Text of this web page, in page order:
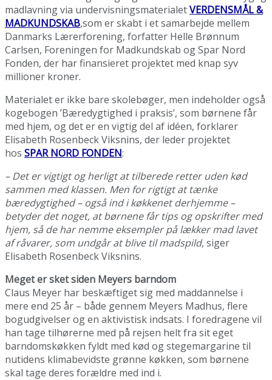
madlavning via undervisningsmaterialetVERDENSMÅL &
MADKUNDSKAB,som er skabt i et samarbejde mellem
Danmarks Lærerforening, forfatter Helle Brønnum
Carlsen, Foreningen for Madkundskab og Spar Nord
Fonden, der har finansieret projektet med knap syv
millioner kroner.
Materialet er ikke bare skolebøger, men indeholder også
kogebogen ’Bæredygtighed i praksis’, som børnene får
med hjem, og det er en vigtig del af idéen, forklarer
Elisabeth Rosenbeck Viksnins, der leder projektet
hos SPAR NORD FONDEN:
– Det er vigtigt og herligt at tilberede retter uden kød
sammen med klassen. Men for rigtigt at tænke
bæredygtighed – også ind i køkkenet derhjemme –
betyder det noget, at børnene får tips og opskrifter med
hjem, så de har nemme eksempler på lækker mad lavet
af råvarer, som undgår at blive til madspild,siger
Elisabeth Rosenbeck Viksnins.
Meget er sket siden Meyers barndom
Claus Meyer har beskæftiget sig med maddannelse i
mere end 25 år – både gennem Meyers Madhus, flere
bogudgivelser og en aktivistisk indsats. I foredragene vil
han tage tilhørerne med på rejsen helt fra sit eget
barndomskøkken fyldt med kød og stegemargarine til
nutidens klimabevidste grønne køkken, som børnene
skal tage deres forældre med ind i.